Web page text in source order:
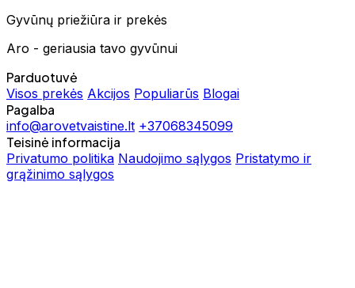
Gyvūnų priežiūra ir prekės
Aro - geriausia tavo gyvūnui
Parduotuvė
Visos prekės Akcijos Populiarūs Blogai
Pagalba
info@arovetvaistine.lt +37068345099
Teisinė informacija
Privatumo politika Naudojimo sąlygos Pristatymo ir
grąžinimo sąlygos